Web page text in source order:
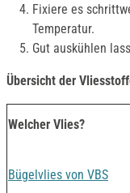
Fixiere es
Temperatur.
Gut auskühlen
Übersicht der
Welcher Vlies?
Bügelvlies von VBS